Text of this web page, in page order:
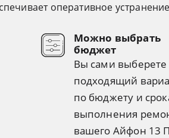
оперативное
Можно выбрать
бюджет
Вы сами выберете
подходящий
по бюджету и
выполнения
вашего Айфон 13